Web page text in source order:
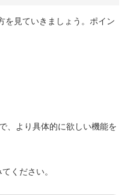
を見ていきましょう。ポイン
、より具体的に欲しい機能を
ください。